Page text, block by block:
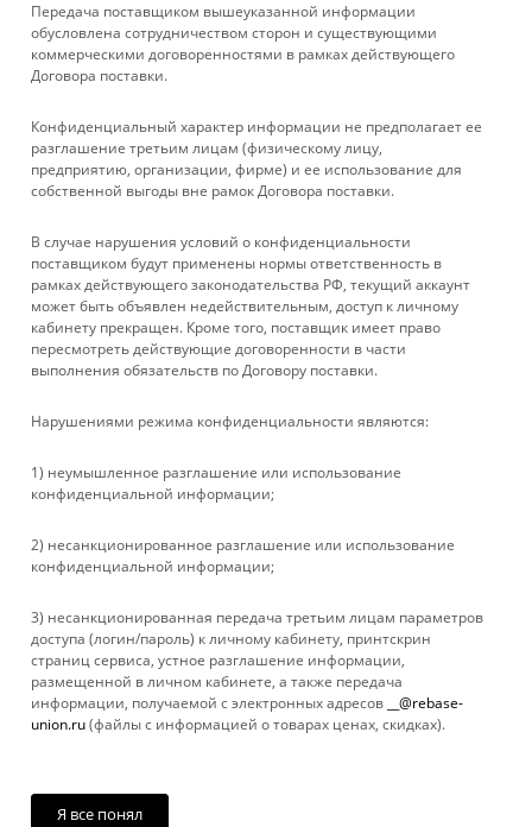
КАТАЛОГ
УСЛУГИ
БРЕНДЫ
КОМПАНИЯ
ИНФОРМАЦИЯ
ПОМОЩЬ
+ 7 861 272-88-88
company@rebase-union.ru
г. Краснодар, ул. Рашпилевская, д. 121
2026 © Rebase Union
Мы используем файлы cookie, разработанные нашими
специалистами и третьими лицами, для анализа событий на
нашем веб-сайте, что позволяет нам улучшать
взаимодействие с пользователями и обслуживание.
Продолжая просмотр страниц нашего сайта, вы принимаете
условия его использования. Более подробные сведения
Принимаю
Передача поставщиком вышеуказанной информации
обусловлена сотрудничеством сторон и существующими
коммерческими договоренностями в рамках действующего
Договора поставки.
Конфиденциальный характер информации не предполагает ее
разглашение третьим лицам (физическому лицу,
предприятию, организации, фирме) и ее использование для
собственной выгоды вне рамок Договора поставки.
В случае нарушения условий о конфиденциальности
поставщиком будут применены нормы ответственность в
рамках действующего законодательства РФ, текущий аккаунт
может быть объявлен недействительным, доступ к личному
кабинету прекращен. Кроме того, поставщик имеет право
пересмотреть действующие договоренности в части
выполнения обязательств по Договору поставки.
Нарушениями режима конфиденциальности являются:
1) неумышленное разглашение или использование
конфиденциальной информации;
2) несанкционированное разглашение или использование
конфиденциальной информации;
3) несанкционированная передача третьим лицам параметров
доступа (логин/пароль) к личному кабинету, принтскрин
страниц сервиса, устное разглашение информации,
размещенной в личном кабинете, а также передача
информации, получаемой с электронных адресов
__@rebase-
union.ru(файлы с информацией о товарах ценах, скидках).
Я все понял